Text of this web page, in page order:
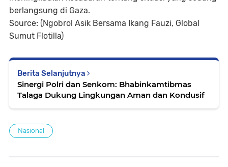
berlangsung di Gaza.
Source: (Ngobrol Asik Bersama Ikang Fauzi, Global
Sumut Flotilla)
Berita Selanjutnya
Sinergi Polri dan Senkom: Bhabinkamtibmas
Talaga Dukung Lingkungan Aman dan Kondusif
Nasional